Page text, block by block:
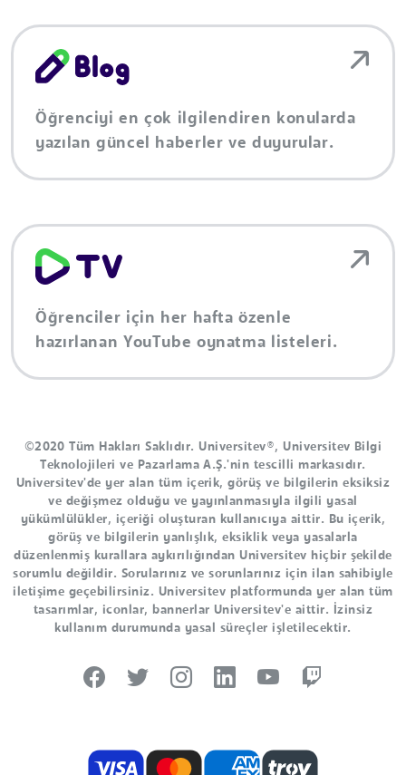
Öğrenciyi en çok ilgilendiren konularda
yazılan güncel haberler ve duyurular.
Öğrenciler için her hafta özenle
hazırlanan YouTube oynatma listeleri.
©2020 Tüm Hakları Saklıdır. Universitev®, Universitev Bilgi
Teknolojileri ve Pazarlama A.Ş.'nin tescilli markasıdır.
Universitev'de yer alan tüm içerik, görüş ve bilgilerin eksiksiz
ve değişmez olduğu ve yayınlanmasıyla ilgili yasal
yükümlülükler, içeriği oluşturan kullanıcıya aittir. Bu içerik,
görüş ve bilgilerin yanlışlık, eksiklik veya yasalarla
düzenlenmiş kurallara aykırılığından Universitev hiçbir şekilde
sorumlu değildir. Sorularınız ve sorunlarınız için ilan sahibiyle
iletişime geçebilirsiniz. Universitev platformunda yer alan tüm
tasarımlar, iconlar, bannerlar Universitev'e aittir. İzinsiz
kullanım durumunda yasal süreçler işletilecektir.